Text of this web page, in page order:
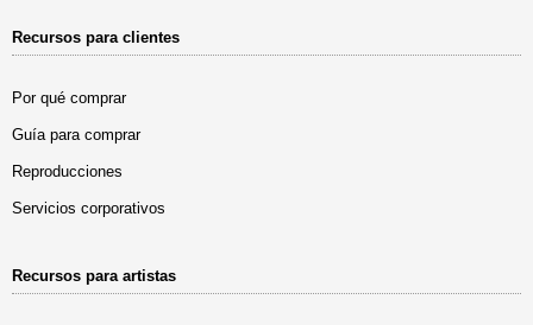
Recursos para clientes
Por qué comprar
Guía para comprar
Reproducciones
Servicios corporativos
Recursos para artistas